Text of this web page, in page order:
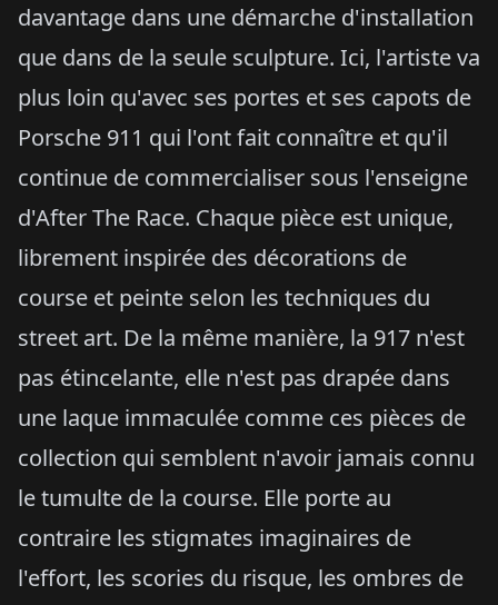
davantage dans une démarche d'installation
que dans de la seule sculpture. Ici, l'artiste va
plus loin qu'avec ses portes et ses capots de
Porsche 911 qui l'ont fait connaître et qu'il
continue de commercialiser sous l'enseigne
d'After The Race. Chaque pièce est unique,
librement inspirée des décorations de
course et peinte selon les techniques du
street art. De la même manière, la 917 n'est
pas étincelante, elle n'est pas drapée dans
une laque immaculée comme ces pièces de
collection qui semblent n'avoir jamais connu
le tumulte de la course. Elle porte au
contraire les stigmates imaginaires de
l'effort, les scories du risque, les ombres de